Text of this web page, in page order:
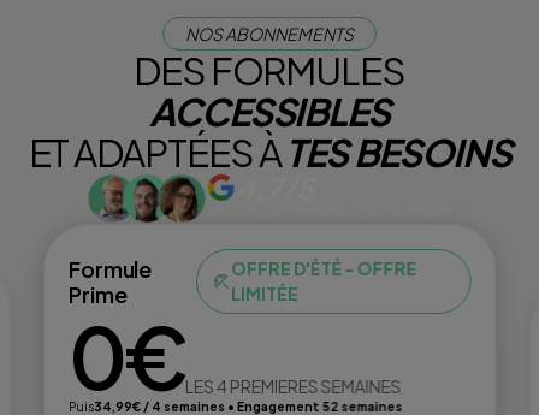
NOS ABONNEMENTS
DES FORMULES
ACCESSIBLES
ET ADAPTÉES ÀTES BESOINS
Formule
Prime
OFFRE D'ÉTÉ - OFFRE
LIMITÉE
0€LES 4 PREMIERES SEMAINES
Puis34,99€ / 4 semaines • Engagement 52 semaines